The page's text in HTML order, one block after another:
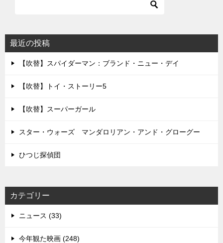
最近の投稿
【吹替】スパイダーマン：ブランド・ニュー・デイ
【吹替】トイ・ストーリー5
【吹替】スーパーガール
スター・ウォーズ マンダロリアン・アンド・グローグー
ひつじ探偵団
カテゴリー
ニュース (33)
今年観た映画 (248)